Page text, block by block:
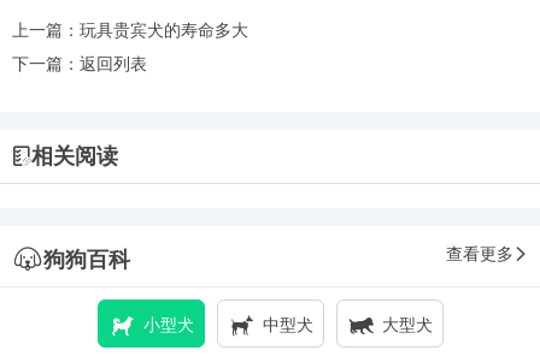
上一篇： 玩具贵宾犬的寿命多大
下一篇： 返回列表
相关阅读
狗狗百科 查看更多
小型犬 中型犬 大型犬